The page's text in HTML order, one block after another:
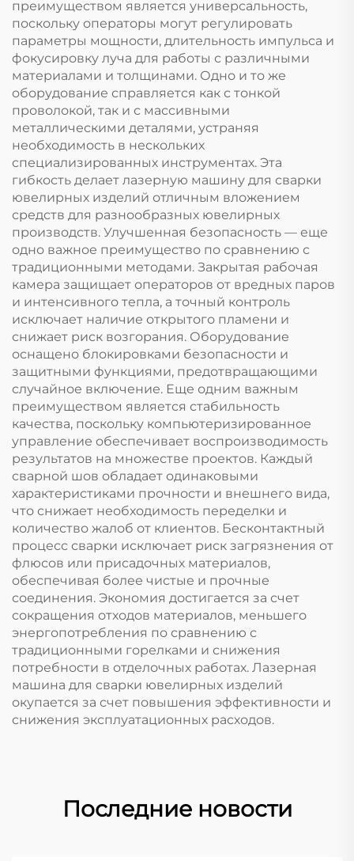
преимуществом является универсальность,
поскольку операторы могут регулировать
параметры мощности, длительность импульса и
фокусировку луча для работы с различными
материалами и толщинами. Одно и то же
оборудование справляется как с тонкой
проволокой, так и с массивными
металлическими деталями, устраняя
необходимость в нескольких
специализированных инструментах. Эта
гибкость делает лазерную машину для сварки
ювелирных изделий отличным вложением
средств для разнообразных ювелирных
производств. Улучшенная безопасность — еще
одно важное преимущество по сравнению с
традиционными методами. Закрытая рабочая
камера защищает операторов от вредных паров
и интенсивного тепла, а точный контроль
исключает наличие открытого пламени и
снижает риск возгорания. Оборудование
оснащено блокировками безопасности и
защитными функциями, предотвращающими
случайное включение. Еще одним важным
преимуществом является стабильность
качества, поскольку компьютеризированное
управление обеспечивает воспроизводимость
результатов на множестве проектов. Каждый
сварной шов обладает одинаковыми
характеристиками прочности и внешнего вида,
что снижает необходимость переделки и
количество жалоб от клиентов. Бесконтактный
процесс сварки исключает риск загрязнения от
флюсов или присадочных материалов,
обеспечивая более чистые и прочные
соединения. Экономия достигается за счет
сокращения отходов материалов, меньшего
энергопотребления по сравнению с
традиционными горелками и снижения
потребности в отделочных работах. Лазерная
машина для сварки ювелирных изделий
окупается за счет повышения эффективности и
снижения эксплуатационных расходов.
Последние новости